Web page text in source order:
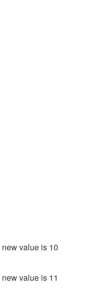
value is 10
value is 11